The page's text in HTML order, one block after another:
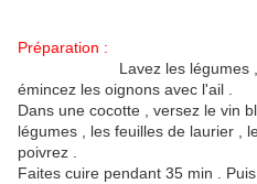
Préparation :
Lavez les légumes ,
émincez les oignons avec l'ail .
Dans une cocotte , versez le vin
légumes , les feuilles de laurier ,
poivrez .
Faites cuire pendant 35 min .